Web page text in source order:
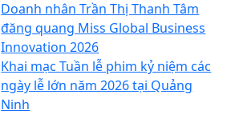
Doanh nhân Trần Thị Thanh Tâm
đăng quang Miss Global Business
Innovation 2026
Khai mạc Tuần lễ phim kỷ niệm các
ngày lễ lớn năm 2026 tại Quảng
Ninh